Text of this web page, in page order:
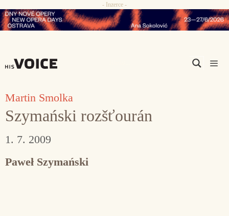
Přeskočit
na
- Inzerce -
Martin Smolka
Szymański rozšťourán
1. 7. 2009
Paweł Szymański